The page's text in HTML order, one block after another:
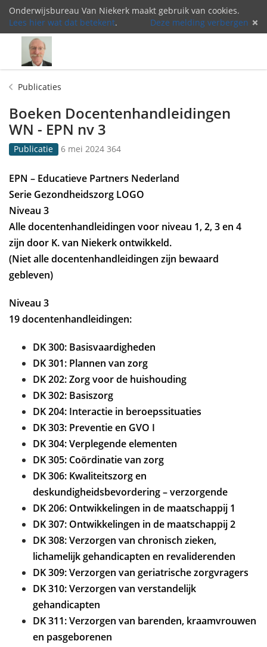
Onderwijsbureau Van Niekerk maakt gebruik van cookies.
Lees hier wat dat betekent. Deze melding verbergen
Menu
Publicaties
Boeken Docentenhandleidingen
WN - EPN nv 3
Publicatie 6 mei 2024G
u
b
i
c
e
e
6
i
2
0
2
4
3643
k
e
b
e
k
EPN – Educatieve Partners Nederland
Serie Gezondheidszorg LOGO
Niveau 3
Alle docentenhandleidingen voor niveau 1, 2, 3 en 4
zijn door K. van Niekerk ontwikkeld.
(Niet alle docentenhandleidingen zijn bewaard
gebleven)
Niveau 3
19 docentenhandleidingen:
DK 300: Basisvaardigheden
DK 301: Plannen van zorg
DK 202: Zorg voor de huishouding
DK 302: Basiszorg
DK 204: Interactie in beroepssituaties
DK 303: Preventie en GVO I
DK 304: Verplegende elementen
DK 305: Coördinatie van zorg
DK 306: Kwaliteitszorg en
deskundigheidsbevordering – verzorgende
DK 206: Ontwikkelingen in de maatschappij 1
DK 307: Ontwikkelingen in de maatschappij 2
DK 308: Verzorgen van chronisch zieken,
lichamelijk gehandicapten en revaliderenden
DK 309: Verzorgen van geriatrische zorgvragers
DK 310: Verzorgen van verstandelijk
gehandicapten
DK 311: Verzorgen van barenden, kraamvrouwen
en pasgeborenen